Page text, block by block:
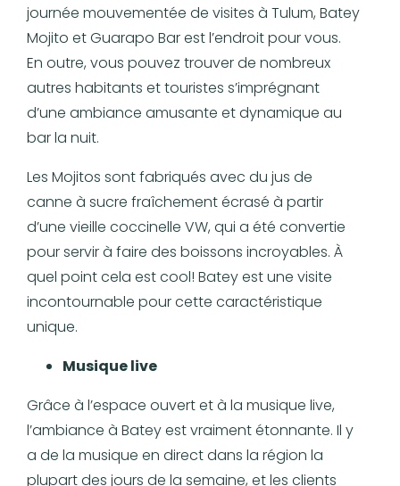
journée mouvementée de visites à Tulum, Batey
Mojito et Guarapo Bar est l’endroit pour vous.
En outre, vous pouvez trouver de nombreux
autres habitants et touristes s’imprégnant
d’une ambiance amusante et dynamique au
bar la nuit.
Les Mojitos sont fabriqués avec du jus de
canne à sucre fraîchement écrasé à partir
d’une vieille coccinelle VW, qui a été convertie
pour servir à faire des boissons incroyables. À
quel point cela est cool! Batey est une visite
incontournable pour cette caractéristique
unique.
Musique live
Grâce à l’espace ouvert et à la musique live,
l’ambiance à Batey est vraiment étonnante. Il y
a de la musique en direct dans la région la
plupart des jours de la semaine, et les clients